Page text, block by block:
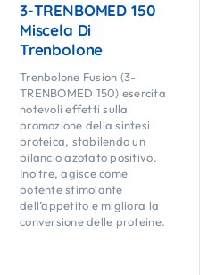
3-TRENBOMED 150
Miscela Di
Trenbolone
Trenbolone Fusion (3-
TRENBOMED 150) esercita
notevoli effetti sulla
promozione della sintesi
proteica, stabilendo un
bilancio azotato positivo.
Inoltre, agisce come
potente stimolante
dell’appetito e migliora la
conversione delle proteine.